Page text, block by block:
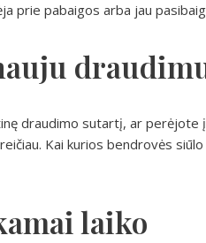
prie pabaigos arba jau
draudimo sutartį, ar perėjote
Kai kurios bendrovės
laiko